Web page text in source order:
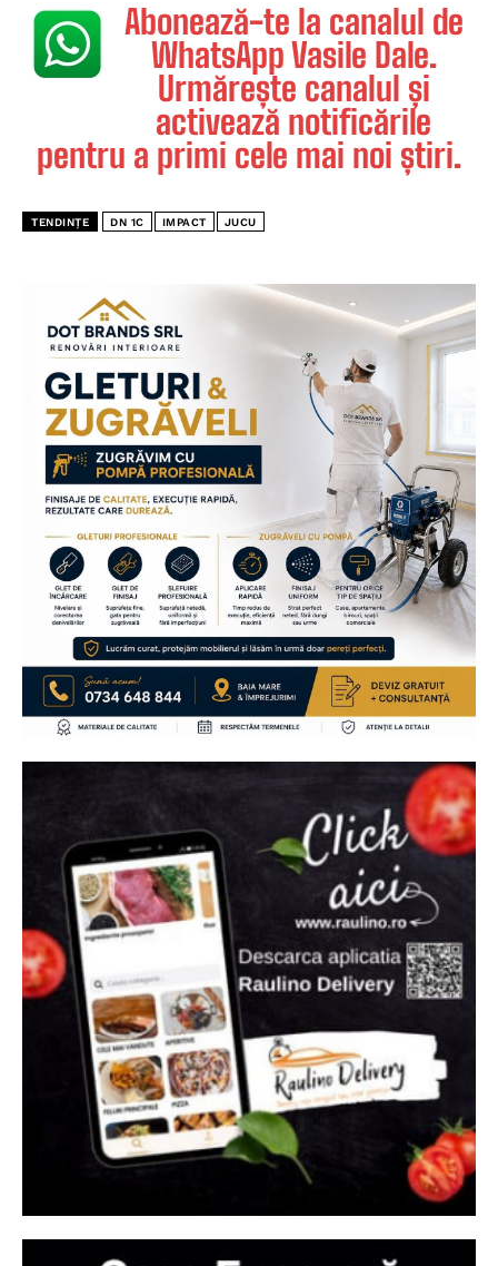
Abonează-te la canalul de
WhatsApp Vasile Dale.
Urmărește canalul și
activează notificările
pentru a primi cele mai noi știri.
TENDINȚE DN 1C IMPACT JUCU